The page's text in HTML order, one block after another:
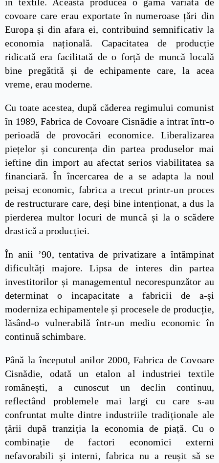
covoare care erau exportate în numeroase țări din
Europa și din afara ei, contribuind semnificativ la
economia națională. Capacitatea de producție
ridicată era facilitată de o forță de muncă locală
bine pregătită și de echipamente care, la acea
vreme, erau moderne.
Cu toate acestea, după căderea regimului comunist
în 1989, Fabrica de Covoare Cisnădie a intrat într-o
perioadă de provocări economice. Liberalizarea
piețelor și concurența din partea produselor mai
ieftine din import au afectat serios viabilitatea sa
financiară. În încercarea de a se adapta la noul
peisaj economic, fabrica a trecut printr-un proces
de restructurare care, deși bine intenționat, a dus la
pierderea multor locuri de muncă și la o scădere
drastică a producției.
În anii ’90, tentativa de privatizare a întâmpinat
dificultăți majore. Lipsa de interes din partea
investitorilor și managementul necorespunzător au
determinat o incapacitate a fabricii de a-și
moderniza echipamentele și procesele de producție,
lăsând-o vulnerabilă într-un mediu economic în
continuă schimbare.
Până la începutul anilor 2000, Fabrica de Covoare
Cisnădie, odată un etalon al industriei textile
românești, a cunoscut un declin continuu,
reflectând problemele mai largi cu care s-au
confruntat multe dintre industriile tradiționale ale
țării după tranziția la economia de piață. Cu o
combinație de factori economici externi
nefavorabili și interni, fabrica nu a reușit să se